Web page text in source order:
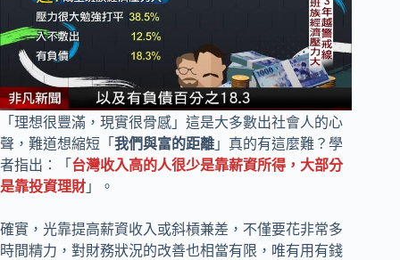
「理想很豐滿，現實很骨感」這是大多數出社會人的心
聲，難道想縮短「 我們與富的距離 」真的有這麼難？學
者指出：「 台灣收入高的人很少是靠薪資所得，大部分
是靠投資理財 」。
確實，光靠提高薪資收入或斜槓兼差，不僅要花非常多
時間精力，對財務狀況的改善也相當有限，唯有用有錢